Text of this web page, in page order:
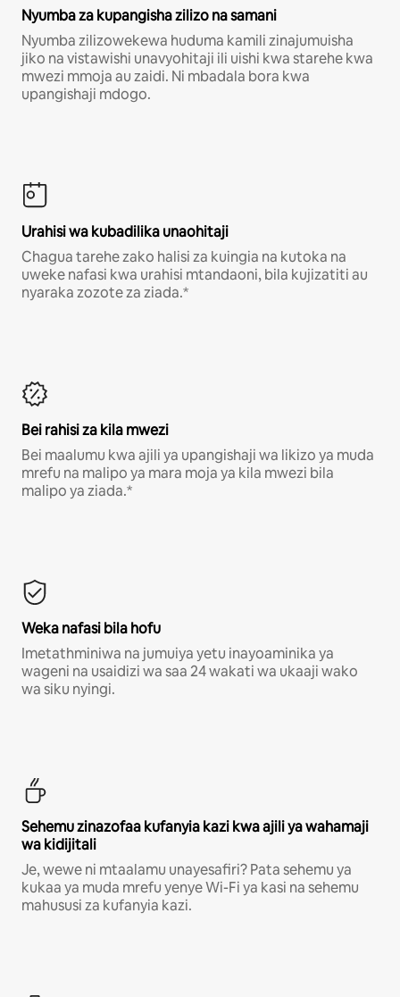
Nyumba za kupangisha zilizo na samani
Nyumba zilizowekewa huduma kamili zinajumuisha
jiko na vistawishi unavyohitaji ili uishi kwa starehe kwa
mwezi mmoja au zaidi. Ni mbadala bora kwa
upangishaji mdogo.
Urahisi wa kubadilika unaohitaji
Chagua tarehe zako halisi za kuingia na kutoka na
uweke nafasi kwa urahisi mtandaoni, bila kujizatiti au
nyaraka zozote za ziada.*
Bei rahisi za kila mwezi
Bei maalumu kwa ajili ya upangishaji wa likizo ya muda
mrefu na malipo ya mara moja ya kila mwezi bila
malipo ya ziada.*
Weka nafasi bila hofu
Imetathminiwa na jumuiya yetu inayoaminika ya
wageni na usaidizi wa saa 24 wakati wa ukaaji wako
wa siku nyingi.
Sehemu zinazofaa kufanyia kazi kwa ajili ya wahamaji
wa kidijitali
Je, wewe ni mtaalamu unayesafiri? Pata sehemu ya
kukaa ya muda mrefu yenye Wi-Fi ya kasi na sehemu
mahususi za kufanyia kazi.